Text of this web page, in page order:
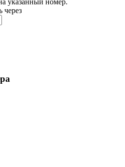
через